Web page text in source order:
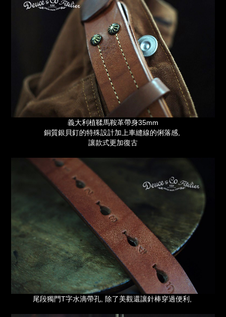
義大利植鞣馬鞍革帶身35mm
銅質銀貝釘的特殊設計加上車縫線的俐落感,
讓款式更加復古
尾段獨門T字水滴帶孔, 除了美觀還讓針棒穿過便利,